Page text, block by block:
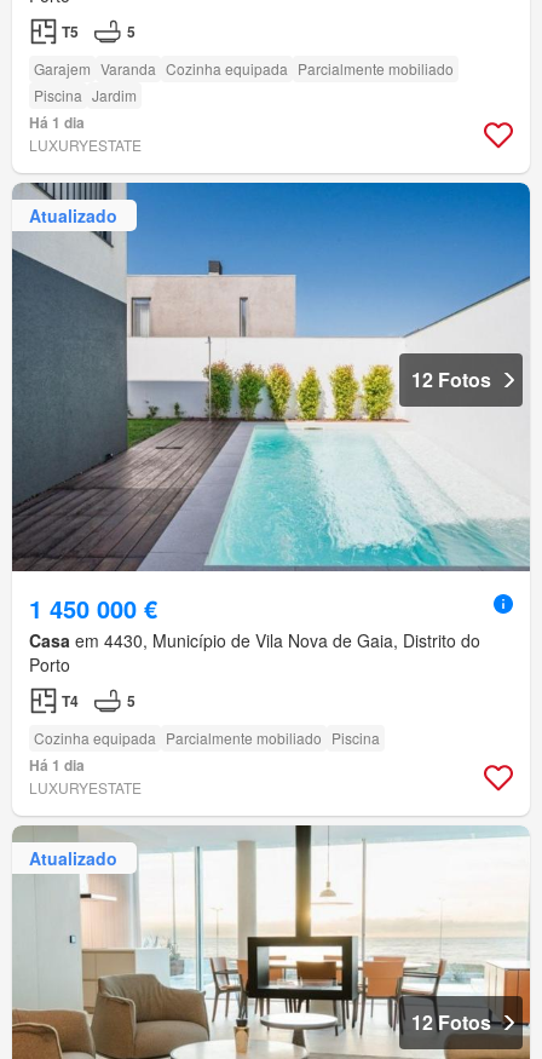
T5 5
Garajem Varanda Cozinha equipada Parcialmente mobiliado
Piscina Jardim
Há 1 dia
LUXURYESTATE
Atualizado
12 Fotos
1 450 000 €
Casa em 4430, Município de Vila Nova de Gaia, Distrito do
Porto
T4 5
Cozinha equipada Parcialmente mobiliado Piscina
Há 1 dia
LUXURYESTATE
Atualizado
12 Fotos